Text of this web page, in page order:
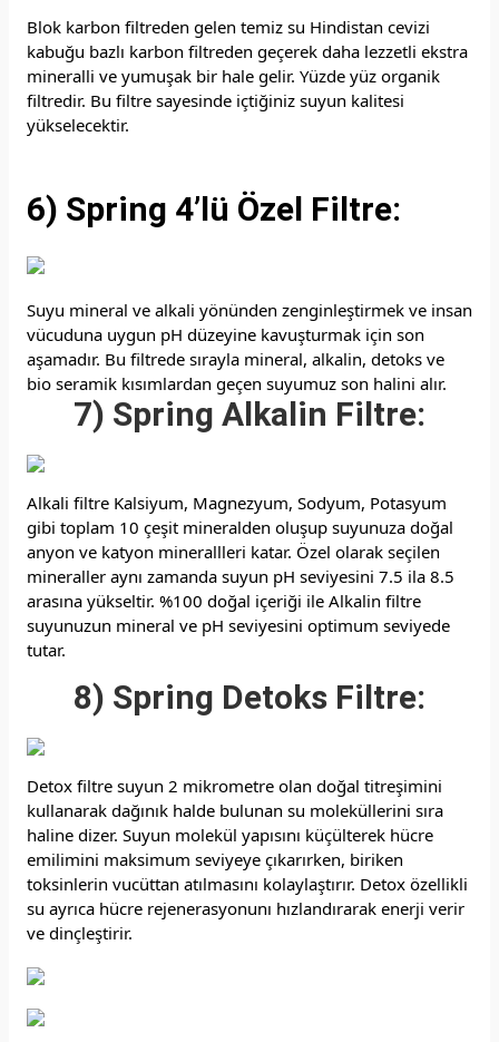
Blok karbon filtreden gelen temiz su Hindistan cevizi
kabuğu bazlı karbon filtreden geçerek daha lezzetli ekstra
mineralli ve yumuşak bir hale gelir. Yüzde yüz organik
filtredir. Bu filtre sayesinde içtiğiniz suyun kalitesi
yükselecektir.
6) Spring 4’lü Özel Filtre:
Suyu mineral ve alkali yönünden zenginleştirmek ve insan
vücuduna uygun pH düzeyine kavuşturmak için son
aşamadır. Bu filtrede sırayla mineral, alkalin, detoks ve
bio seramik kısımlardan geçen suyumuz son halini alır.
7) Spring Alkalin Filtre:
Alkali filtre Kalsiyum, Magnezyum, Sodyum, Potasyum
gibi toplam 10 çeşit mineralden oluşup suyunuza doğal
anyon ve katyon minerallleri katar. Özel olarak seçilen
mineraller aynı zamanda suyun pH seviyesini 7.5 ila 8.5
arasına yükseltir. %100 doğal içeriği ile Alkalin filtre
suyunuzun mineral ve pH seviyesini optimum seviyede
tutar.
8) Spring Detoks Filtre:
Detox filtre suyun 2 mikrometre olan doğal titreşimini
kullanarak dağınık halde bulunan su moleküllerini sıra
haline dizer. Suyun molekül yapısını küçülterek hücre
emilimini maksimum seviyeye çıkarırken, biriken
toksinlerin vucüttan atılmasını kolaylaştırır. Detox özellikli
su ayrıca hücre rejenerasyonunı hızlandırarak enerji verir
ve dinçleştirir.